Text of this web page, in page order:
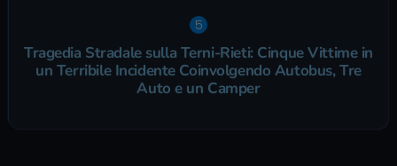
Tragedia Stradale sulla Terni-Rieti: Cinque Vittime in
un Terribile Incidente Coinvolgendo Autobus, Tre
Auto e un Camper